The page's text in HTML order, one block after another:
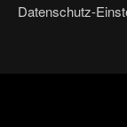
Datenschutz-